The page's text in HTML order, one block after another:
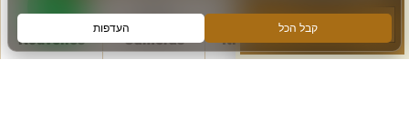
Nouvelles Caméras Itinéraires Plus
le suivant